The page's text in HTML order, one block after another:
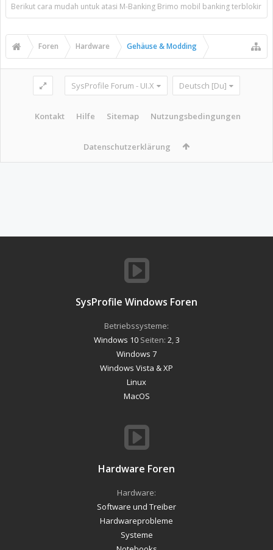
Berikut cara mudah untuk atasi M-Banking Brimo mobil banking terblokir
Foren Hardware Gehäuse & Modding
SysProfile Forum - UI.X Deutsch [Du]
Kontakt Hilfe Sitemap Nutzungsbedingungen
Datenschutzerklärung
SysProfile Windows Foren
Betriebssysteme:
Windows 10Seiten: 2,3
Windows 7
Windows Vista & XP
Linux
MacOS
Hardware Foren
Hardware:
Software und Treiber
Hardwareprobleme
Systeme